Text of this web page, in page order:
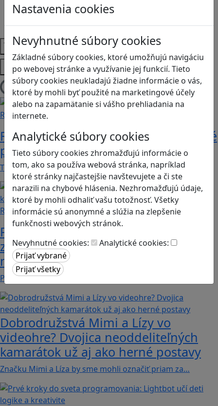
Nastavenia cookies
Nevyhnutné súbory cookies
Základné súbory cookies, ktoré umožňujú navigáciu
po webovej stránke a využívanie jej funkcií. Tieto
súbory cookies neukladajú žiadne informácie o vás,
ktoré by mohli byť použité na marketingové účely
alebo na zapamätanie si vášho prehliadania na
internete.
Analytické súbory cookies
Tieto súbory cookies zhromažďujú informácie o
tom, ako sa používa webová stránka, napríklad
ktoré stránky najčastejšie navštevujete a či ste
narazili na chybové hlásenia. Nezhromažďujú údaje,
ktoré by mohli odhaliť vašu totožnosť. Všetky
informácie sú anonymné a slúžia na zlepšenie
funkčnosti webových stránok.
Nevyhnutné cookies:
Analytické cookies:
Občianska náuka
Vlastiveda
Témy
Platformy
Načítam blogy
Recenzie
Rébusy sú hlavolamy do vrecka, ktoré
potrápia aj logiku
Tieto kartičky poskytnú skvelú zábavu pre celú…
Recenzie
Prodigy Math Game: Objavte
zábavný svet matematiky, ktorý deti
motivuje k učeniu
Prodigy Math Game je vzdelávacia hra, ktorá…
Dobrodružstvá Mimi a Lízy vo
videohre? Dvojica neoddeliteľných
kamarátok už aj ako herné postavy
Značku Mimi a Líza by sme mohli označiť priam za…